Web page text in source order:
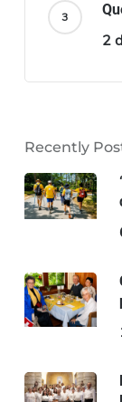
2
Recently